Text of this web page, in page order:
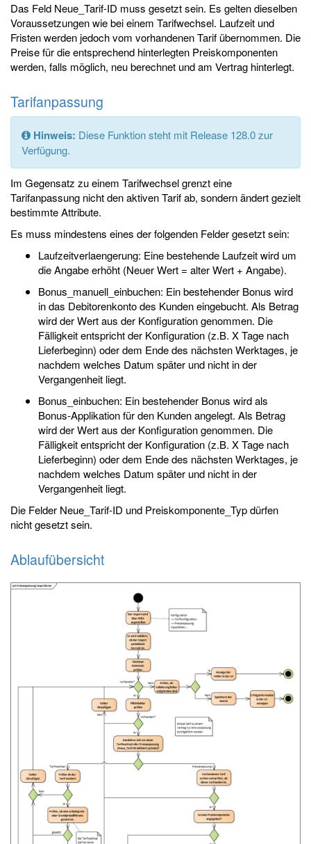
Das Feld Neue_Tarif-ID muss gesetzt sein. Es gelten dieselben
Voraussetzungen wie bei einem Tarifwechsel. Laufzeit und
Fristen werden jedoch vom vorhandenen Tarif übernommen. Die
Preise für die entsprechend hinterlegten Preiskomponenten
werden, falls möglich, neu berechnet und am Vertrag hinterlegt.
Tarifanpassung
Hinweis: Diese Funktion steht mit Release 128.0 zur
Verfügung.
Im Gegensatz zu einem Tarifwechsel grenzt eine
Tarifanpassung nicht den aktiven Tarif ab, sondern ändert gezielt
bestimmte Attribute.
Es muss mindestens eines der folgenden Felder gesetzt sein:
Laufzeitverlaengerung: Eine bestehende Laufzeit wird um
die Angabe erhöht (Neuer Wert = alter Wert + Angabe).
Bonus_manuell_einbuchen: Ein bestehender Bonus wird
in das Debitorenkonto des Kunden eingebucht. Als Betrag
wird der Wert aus der Konfiguration genommen. Die
Fälligkeit entspricht der Konfiguration (z.B. X Tage nach
Lieferbeginn) oder dem Ende des nächsten Werktages, je
nachdem welches Datum später und nicht in der
Vergangenheit liegt.
Bonus_einbuchen: Ein bestehender Bonus wird als
Bonus-Applikation für den Kunden angelegt. Als Betrag
wird der Wert aus der Konfiguration genommen. Die
Fälligkeit entspricht der Konfiguration (z.B. X Tage nach
Lieferbeginn) oder dem Ende des nächsten Werktages, je
nachdem welches Datum später und nicht in der
Vergangenheit liegt.
Die Felder Neue_Tarif-ID und Preiskomponente_Typ dürfen
nicht gesetzt sein.
Ablaufübersicht